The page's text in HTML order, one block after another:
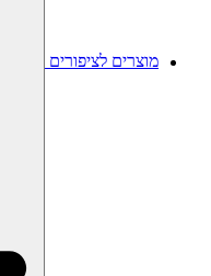
מוצרים לציפורים